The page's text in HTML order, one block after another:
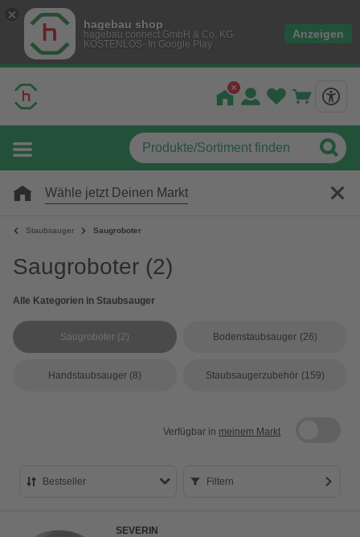
hagebau shop
hagebau connect GmbH & Co. KG
KOSTENLOS- In Google Play
Anzeigen
Wähle jetzt Deinen Markt
Staubsauger Saugroboter
Saugroboter (2)
Alle Kategorien in Staubsauger
Saugroboter (2) Bodenstaubsauger (26)
Handstaubsauger (8) Staubsaugerzubehör (159)
Verfügbar in meinem Markt
Bestseller Filtern
SEVERIN